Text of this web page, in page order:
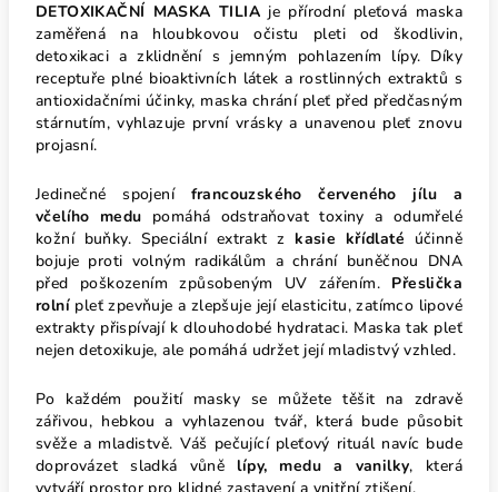
DETOXIKAČNÍ MASKA TILIA je přírodní pleťová maska
zaměřená na hloubkovou očistu pleti od škodlivin,
detoxikaci a zklidnění s jemným pohlazením lípy. Díky
receptuře plné bioaktivních látek a rostlinných extraktů s
antioxidačními účinky, maska chrání pleť před předčasným
stárnutím, vyhlazuje první vrásky a unavenou pleť znovu
projasní.
Jedinečné spojenífrancouzského červeného jílu a
včelího medu pomáhá odstraňovat toxiny a odumřelé
kožní buňky. Speciální extrakt z kasie křídlaté účinně
bojuje proti volným radikálům a chrání buněčnou DNA
před poškozením způsobeným UV zářením. Přeslička
rolní pleť zpevňuje a zlepšuje její elasticitu, zatímco lipové
extrakty přispívají k dlouhodobé hydrataci. Maska tak pleť
nejen detoxikuje, ale pomáhá udržet její mladistvý vzhled.
Po každém použití masky se můžete těšit na zdravě
zářivou, hebkou a vyhlazenou tvář, která bude působit
svěže a mladistvě. Váš pečující pleťový rituál navíc bude
doprovázet sladká vůně lípy, medu a vanilky, která